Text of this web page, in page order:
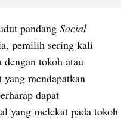
pandang Social
pemilih sering kali
tokoh atau
mendapatkan
dapat
yang melekat pada tokoh